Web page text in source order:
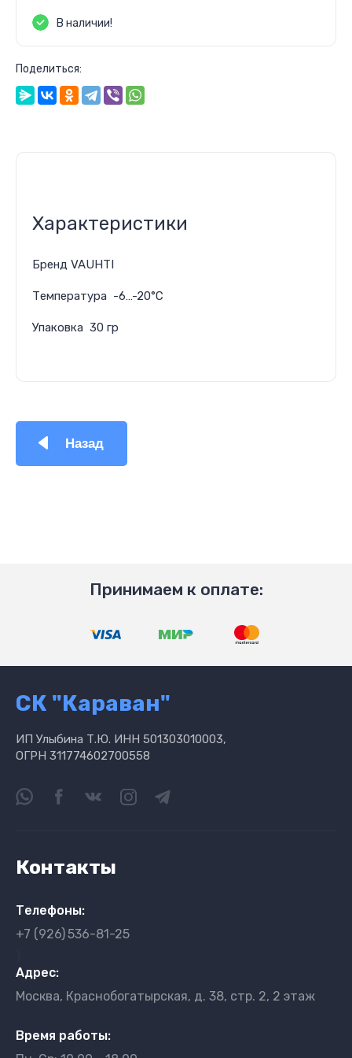
В наличии!
Поделиться:
Характеристики
Бренд VAUHTI
Температура -6…-20°С
Упаковка 30 гр
Назад
Принимаем к оплате:
СК "Караван"
ИП Улыбина Т.Ю. ИНН 501303010003,
ОГРН 311774602700558
Контакты
Телефоны:
+7 (926)536-81-25
Адрес:
Москва, Краснобогатырская, д. 38, стр. 2, 2 этаж
Время работы: